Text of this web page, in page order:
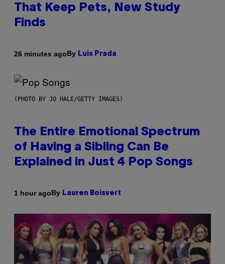
That Keep Pets, New Study
Finds
26 minutes agoBy Luis Prada
(PHOTO BY JO HALE/GETTY IMAGES)
The Entire Emotional Spectrum
of Having a Sibling Can Be
Explained in Just 4 Pop Songs
1 hour agoBy Lauren Boisvert